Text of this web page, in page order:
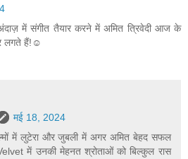
में संगीत तैयार करने में अमित त्रिवेदी आज के
लगते हैं!☺️
मई 18, 2024
में लुटेरा और जुबली में अगर अमित बेहद सफल
में उनकी मेहनत श्रोताओं को बिल्कुल रास